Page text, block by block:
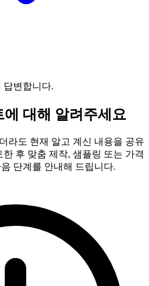
답변합니다.
대해 알려주세요
라도 현재 알고 계신 내용을 공유
후 맞춤 제작, 샘플링 또는 가격
단계를 안내해 드립니다.